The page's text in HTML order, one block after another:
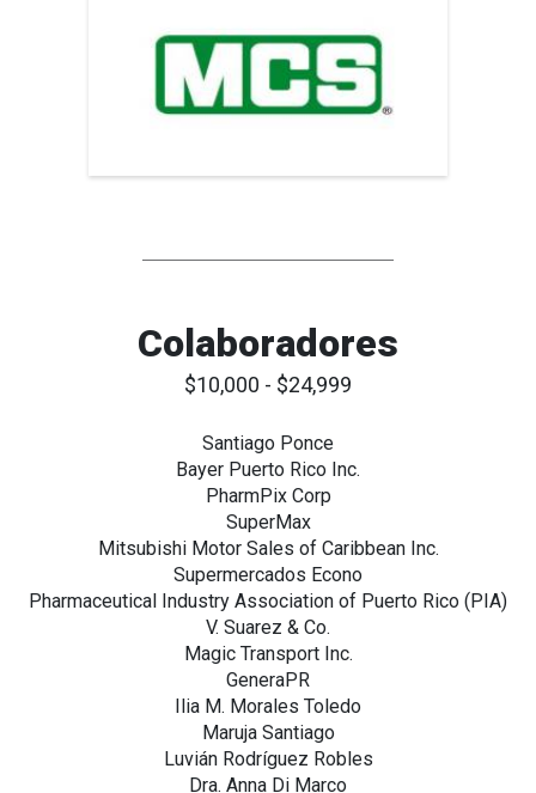
Colaboradores
$10,000 - $24,999
Santiago Ponce
Bayer Puerto Rico Inc.
PharmPix Corp
SuperMax
Mitsubishi Motor Sales of Caribbean Inc.
Supermercados Econo
Pharmaceutical Industry Association of Puerto Rico (PIA)
V. Suarez & Co.
Magic Transport Inc.
GeneraPR
Ilia M. Morales Toledo
Maruja Santiago
Luvián Rodríguez Robles
Dra. Anna Di Marco